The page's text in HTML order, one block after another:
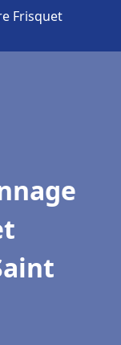
Frisquet